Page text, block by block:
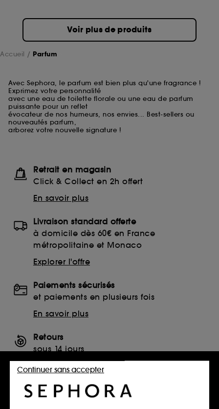
Voir plus de produits
Accueil Parfum
Avec Sephora, le parfum est bien plus qu'une fragrance !
Exprimez votre personnalité
avec une eau de toilette florale ou une eau de parfum
puissante pour un reflet
évocateur de nos humeurs, nos envies... Best-sellers ou
nouveautés parfum,
arborez votre nouvelle signature !
Retrait en magasin
Click & Collect en 2h offert
En savoir plus
Livraison standard offerte
à domicile dès 60€ en France
métropolitaine et Monaco
Explorer l'offre
Paiements sécurisés
et paiements en plusieurs fois
En savoir plus
Retours
sous 14 jours
Retourner mon article
SERVICES, CONTACT ET CONDITIONS DES OFFRES
Continuer sans accepter